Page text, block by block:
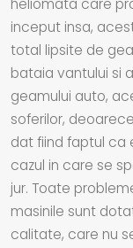
inceput insa,
total lipsite de
bataia vantului si
geamului auto,
soferilor,
dat fiind faptul ca
cazul in care se
jur. Toate
masinile sunt
calitate, care nu